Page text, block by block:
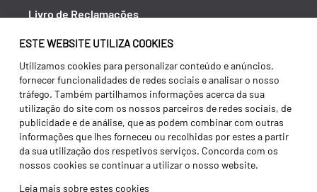
ESTE WEBSITE UTILIZA COOKIES
Utilizamos cookies para personalizar conteúdo e anúncios,
fornecer funcionalidades de redes sociais e analisar o nosso
tráfego. Também partilhamos informações acerca da sua
utilização do site com os nossos parceiros de redes sociais, de
publicidade e de análise, que as podem combinar com outras
informações que lhes forneceu ou recolhidas por estes a partir
da sua utilização dos respetivos serviços. Concorda com os
nossos cookies se continuar a utilizar o nosso website.
Leia mais sobre estes cookies
Livro de Reclamações
Política de Privacidade
Canal de Denúncias (RGPC)
Termos e condições